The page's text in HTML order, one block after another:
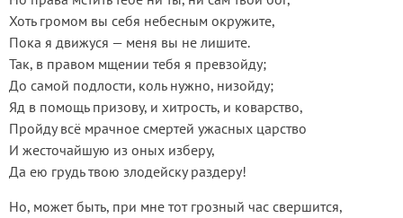
Хоть громом вы себя небесным окружите,
Пока я движуся — меня вы не лишите.
Так, в правом мщении тебя я превзойду;
До самой подлости, коль нужно, низойду;
Яд в помощь призову, и хитрость, и коварство,
Пройду всё мрачное смертей ужасных царство
И жесточайшую из оных изберу,
Да ею грудь твою злодейску раздеру!
Но, может быть, при мне тот грозный час свершится,